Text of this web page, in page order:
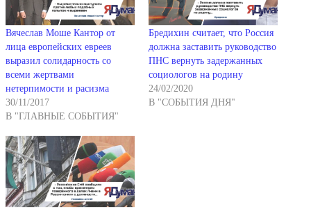
Вячеслав Моше Кантор от
лица европейских евреев
выразил солидарность со
всеми жертвами
нетерпимости и расизма
30/11/2017
В "ГЛАВНЫЕ СОБЫТИЯ"
Бредихин считает, что Россия
должна заставить руководство
ПНС вернуть задержанных
социологов на родину
24/02/2020
В "СОБЫТИЯ ДНЯ"